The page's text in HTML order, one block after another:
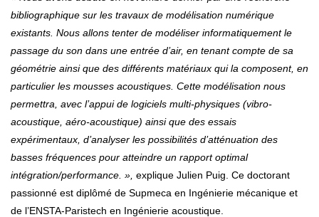
bibliographique sur les travaux de modélisation numérique
existants. Nous allons tenter de modéliser informatiquement le
passage du son dans une entrée d’air, en tenant compte de sa
géométrie ainsi que des différents matériaux qui la composent, en
particulier les mousses acoustiques. Cette modélisation nous
permettra, avec l’appui de logiciels multi-physiques (vibro-
acoustique, aéro-acoustique) ainsi que des essais
expérimentaux, d’analyser les possibilités d’atténuation des
basses fréquences pour atteindre un rapport optimal
intégration/performance. », explique Julien Puig. Ce doctorant
passionné est diplômé de Supmeca en Ingénierie mécanique et
de l’ENSTA-Paristech en Ingénierie acoustique.